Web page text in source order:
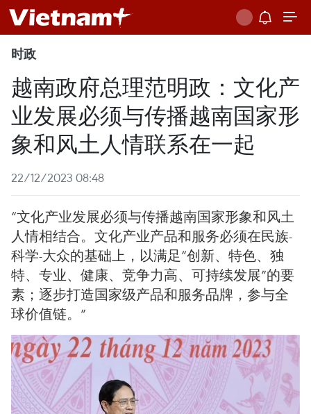
时政
越南政府总理范明政：文化产
业发展必须与传播越南国家形
象和风土人情联系在一起
22/12/2023 08:48
“文化产业发展必须与传播越南国家形象和风土
人情相结合。文化产业产品和服务必须在民族-
科学-大众的基础上，以满足“创新、特色、独
特、专业、健康、竞争力高、可持续发展”的要
素；逐步打造国家级产品和服务品牌，参与全
球价值链。”